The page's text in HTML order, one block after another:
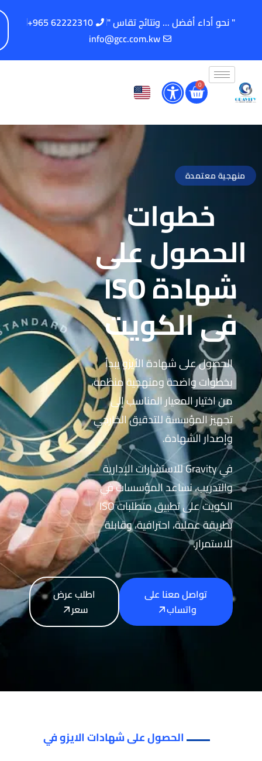
" نحو أداء أفضل ... ونتائج تقاس "
62222310 965+
info@gcc.com.kw
0
منهجية معتمدة
خطوات
الحصول على
شهادة ISO
في الكويت
الحصول على شهادة الأيزو يبدأ
بخطوات واضحة ومنهجية منظمة،
من اختيار المعيار المناسب إلى
تجهيز المؤسسة للتدقيق الخارجي
وإصدار الشهادة.
في Gravity للاستشارات الإدارية
والتدريب، نساعد المؤسسات في
الكويت على تطبيق متطلبات ISO
بطريقة عملية، احترافية، وقابلة
للاستمرار.
تواصل معنا على
واتساب
اطلب عرض
سعر
الحصول على شهادات الايزو في